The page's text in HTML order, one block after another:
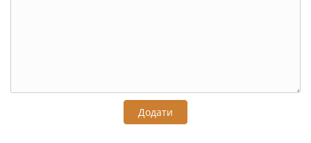
Додати